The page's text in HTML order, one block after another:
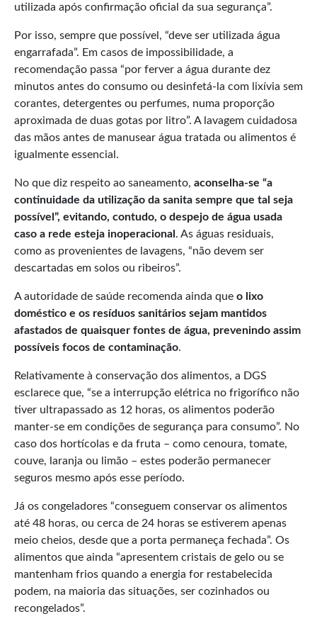
utilizada após confirmação oficial da sua segurança”.
Por isso, sempre que possível, “deve ser utilizada água
engarrafada”. Em casos de impossibilidade, a
recomendação passa “por ferver a água durante dez
minutos antes do consumo ou desinfetá-la com lixívia sem
corantes, detergentes ou perfumes, numa proporção
aproximada de duas gotas por litro”. A lavagem cuidadosa
das mãos antes de manusear água tratada ou alimentos é
igualmente essencial.
No que diz respeito ao saneamento, aconselha-se “a
continuidade da utilização da sanita sempre que tal seja
possível ”, evitando, contudo, o despejo de água usada
caso a rede esteja inoperacional . As águas residuais,
como as provenientes de lavagens, “não devem ser
descartadas em solos ou ribeiros”.
A autoridade de saúde recomenda ainda que o lixo
doméstico e os resíduos sanitários sejam mantidos
afastados de quaisquer fontes de água, prevenindo assim
possíveis focos de contaminação.
Relativamente à conservação dos alimentos, a DGS
esclarece que, “se a interrupção elétrica no frigorífico não
tiver ultrapassado as 12 horas, os alimentos poderão
manter-se em condições de segurança para consumo”. No
caso dos hortícolas e da fruta – como cenoura, tomate,
couve, laranja ou limão – estes poderão permanecer
seguros mesmo após esse período.
Já os congeladores “conseguem conservar os alimentos
até 48 horas, ou cerca de 24 horas se estiverem apenas
meio cheios, desde que a porta permaneça fechada”. Os
alimentos que ainda “apresentem cristais de gelo ou se
mantenham frios quando a energia for restabelecida
podem, na maioria das situações, ser cozinhados ou
recongelados”.